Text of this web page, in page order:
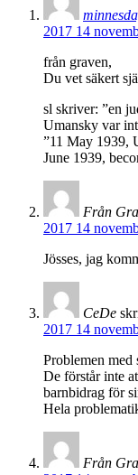
2017 14
från graven,
Du vet säkert
sl skriver: ”en
Umansky var
”11 May 1939,
June 1939,
Från
2017 14
Jösses, jag
CeDe
2017 14
Problemen med
De förstår inte
barnbidrag för
Hela
Från